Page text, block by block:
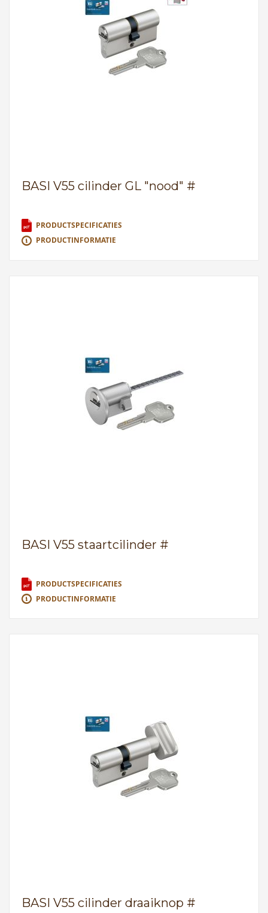
BASI V55 cilinder GL "nood" #
PRODUCTSPECIFICATIES
PRODUCTINFORMATIE
BASI V55 staartcilinder #
PRODUCTSPECIFICATIES
PRODUCTINFORMATIE
BASI V55 cilinder draaiknop #